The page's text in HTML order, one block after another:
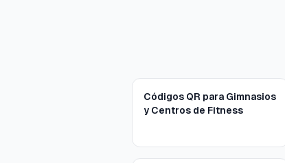
Códigos QR para Gimnasios
y Centros de Fitness